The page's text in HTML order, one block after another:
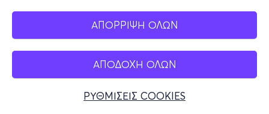
ΑΠΟΡΡΙΨΗ ΟΛΩΝ
ΑΠΟΔΟΧΗ ΟΛΩΝ
ΡΥΘΜΙΣΕΙΣ COOKIES